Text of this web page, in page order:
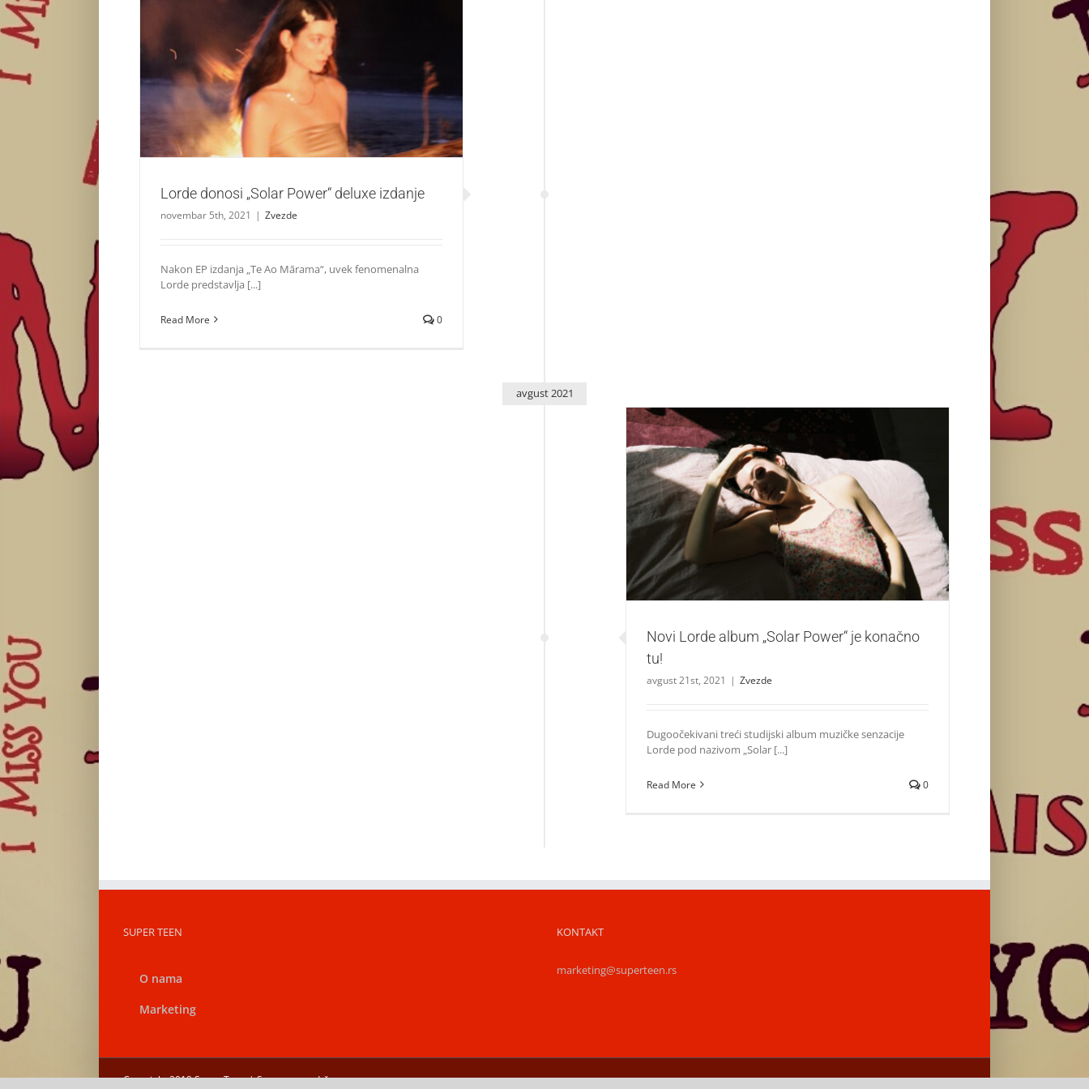
Lorde donosi „Solar Power“ deluxe izdanje
Zvezde
Lorde donosi „Solar Power“ deluxe izdanje
novembar 5th, 2021 | Zvezde
Nakon EP izdanja „Te Ao Mārama“, uvek fenomenalna
Lorde predstavlja [...]
Read More 0
avgust 2021
Novi Lorde album „Solar Power“ je konačno tu!
Zvezde
Novi Lorde album „Solar Power“ je konačno
tu!
avgust 21st, 2021 | Zvezde
Dugoočekivani treći studijski album muzičke senzacije
Lorde pod nazivom „Solar [...]
Read More 0
SUPER TEEN
O nama
Marketing
KONTAKT
marketing@superteen.rs
Copyright 2019 Super Teen | Sva prava zadržana